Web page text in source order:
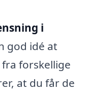
i
god idé at
forskellige
at du får de